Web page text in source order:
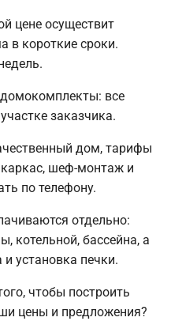
цене осуществит
в короткие сроки.
все
заказчика.
дом, тарифы
шеф-монтаж и
по телефону.
отдельно:
котельной, бассейна, а
установка печки.
чтобы построить
цены и предложения?